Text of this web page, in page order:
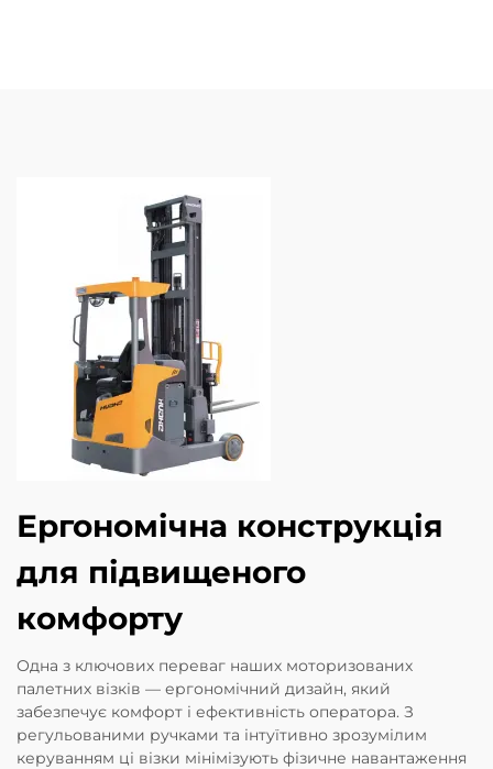
Ергономічна конструкція
для підвищеного
комфорту
Одна з ключових переваг наших моторизованих
палетних візків — ергономічний дизайн, який
забезпечує комфорт і ефективність оператора. З
регульованими ручками та інтуїтивно зрозумілим
керуванням ці візки мінімізують фізичне навантаження